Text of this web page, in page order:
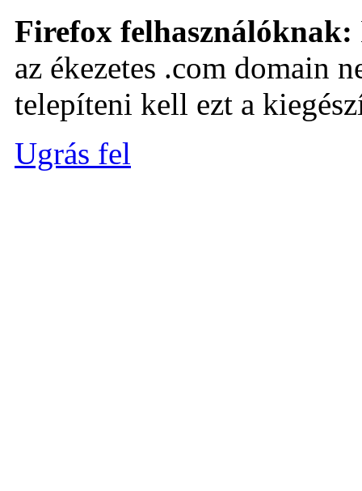
Firefox felhasználóknak:
az ékezetes .com domain
telepíteni kell ezt a
Ugrás fel